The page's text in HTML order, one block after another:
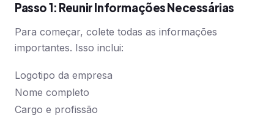
Passo 1: Reunir Informações Necessárias
Para começar, colete todas as informações
importantes. Isso inclui:
Logotipo da empresa
Nome completo
Cargo e profissão